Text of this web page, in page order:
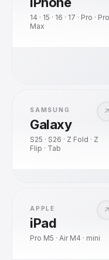
14 · 15 · 16 · 17 · Pro · Pro
Max
↗
SAMSUNG
Galaxy
S25 · S26 · Z Fold · Z
Flip · Tab
↗
APPLE
iPad
Pro M5 · Air M4 · mini